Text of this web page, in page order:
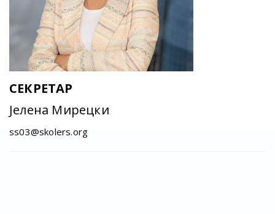
СЕКРЕТАР
Јелена Мирецки
ss03@skolers.org